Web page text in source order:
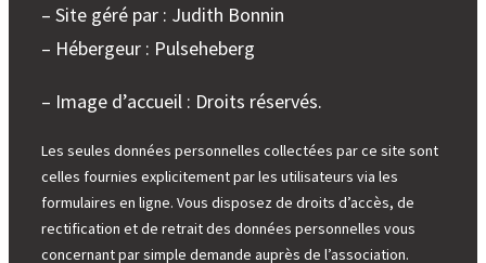
– Site géré par : Judith Bonnin
– Hébergeur : Pulseheberg
– Image d’accueil : Droits réservés.
Les seules données personnelles collectées par ce site sont
celles fournies explicitement par les utilisateurs via les
formulaires en ligne. Vous disposez de droits d’accès, de
rectification et de retrait des données personnelles vous
concernant par simple demande auprès de l’association.